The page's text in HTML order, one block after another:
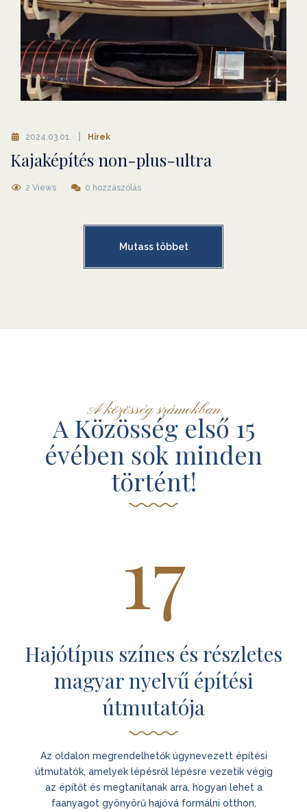
2024.03.01. Hírek
Kajaképítés non-plus-ultra
2 Views 0 hozzászólás
Mutass többet
A közösség számokban
A Közösség első 15
évében sok minden
történt!
17
Hajótípus színes és részletes
magyar nyelvű építési
útmutatója
Az oldalon megrendelhetők úgynevezett építési
útmutatók, amelyek lépésről lépésre vezetik végig
az építőt és megtanítanak arra, hogyan lehet a
faanyagot gyönyörű hajóvá formálni otthon,